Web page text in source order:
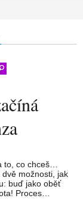
to, co chceš…
možnosti, jak
buď jako oběť
Proces…